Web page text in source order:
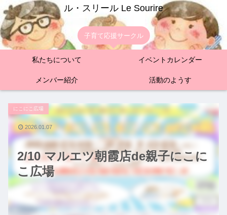
ル・スリール Le Sourire
子育て応援サークル
私たちについて イベントカレンダー
メンバー紹介 活動のようす
2/10 マルエツ朝霞店de親子にこに
こ広場
にこにこ広場
2026.01.07